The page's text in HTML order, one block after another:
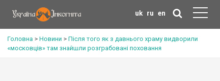
uk ru en
Головна > Новини > Після того як з давнього храму видворили
«московців» там знайшли розграбовані поховання